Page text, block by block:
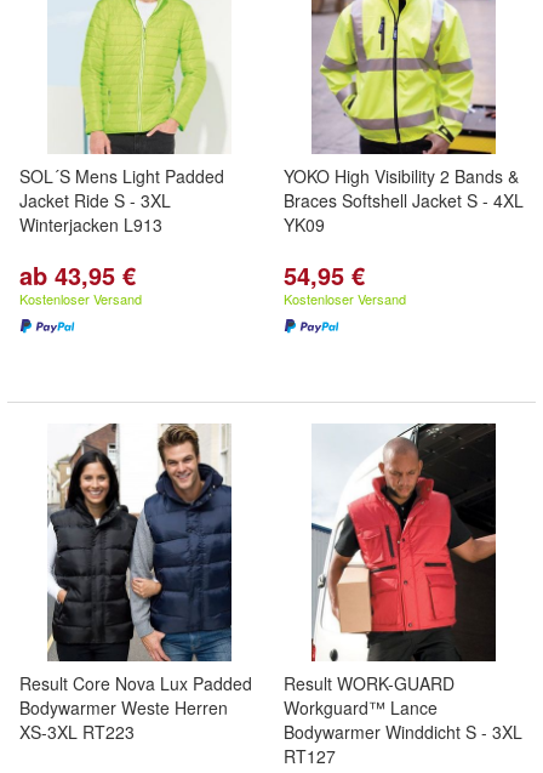
SOL´S Mens Light Padded
Jacket Ride S - 3XL
Winterjacken L913
ab 43,95 €
Kostenloser Versand
YOKO High Visibility 2 Bands &
Braces Softshell Jacket S - 4XL
YK09
54,95 €
Kostenloser Versand
Result Core Nova Lux Padded
Bodywarmer Weste Herren
XS-3XL RT223
Result WORK-GUARD
Workguard™ Lance
Bodywarmer Winddicht S - 3XL
RT127